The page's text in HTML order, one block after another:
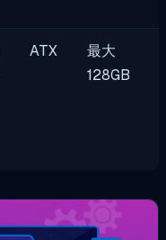
ATX
最大
128GB